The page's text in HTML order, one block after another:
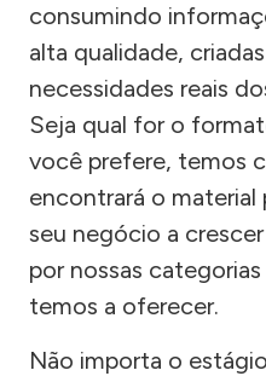
consumindo
alta qualidade,
necessidades reais
Seja qual for o
você prefere, temos
encontrará o
seu negócio a
por nossas
temos a oferecer.
Não importa o